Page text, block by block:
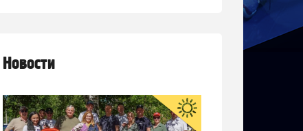
Новости